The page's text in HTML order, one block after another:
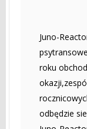
Juno-
roku
odbędzie